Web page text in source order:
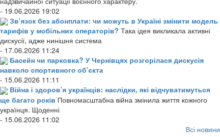
- 19.06.2026 19:02
Зв’язок без абонплати: чи можуть в Україні змінити модель
тарифів у мобільних операторів? Така ідея викликала активні
дискусії, адже нинішня система
- 17.06.2026 11:24
Басейн чи парковка? У Чернівцях розгорілася дискусія
навколо спортивного об’єкта
- 15.06.2026 11:11
Війна і здоров’я українців: наслідки, які відчуватимуться
ще багато років Повномасштабна війна змінила життя кожного
українця. Щоденні
- 15.06.2026 11:02
Всі новини